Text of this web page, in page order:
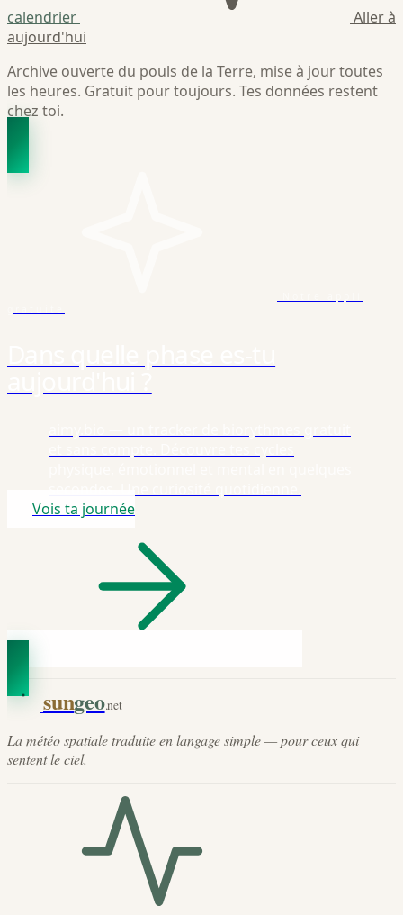
calendrier
Aller à
aujourd'hui
Archive ouverte du pouls de la Terre, mise à jour toutes
les heures. Gratuit pour toujours. Tes données restent
chez toi.
Vois ta journée
sungeo.net
La météo spatiale traduite en langage simple — pour ceux qui
sentent le ciel.